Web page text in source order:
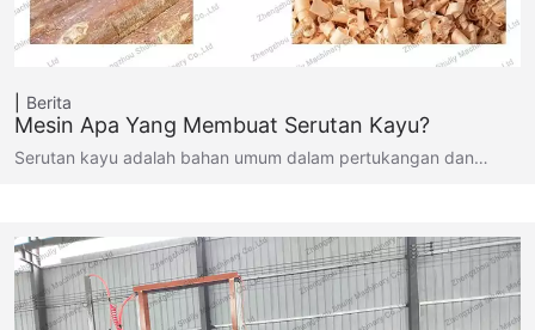
Berita
Mesin Apa Yang Membuat Serutan Kayu?
Serutan kayu adalah bahan umum dalam pertukangan dan…